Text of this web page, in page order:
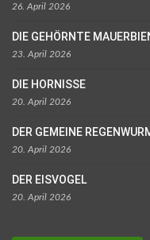
26. April 2026
DIE GEHÖRNTE
23. April 2026
DIE HORNISSE
20. April 2026
DER GEMEINE
20. April 2026
DER EISVOGEL
20. April 2026